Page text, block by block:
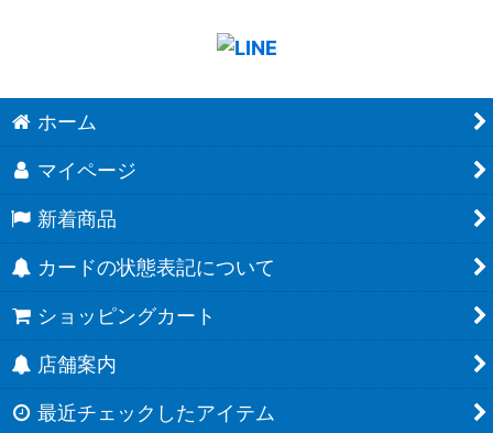
ホーム
マイページ
新着商品
カードの状態表記について
ショッピングカート
店舗案内
最近チェックしたアイテム